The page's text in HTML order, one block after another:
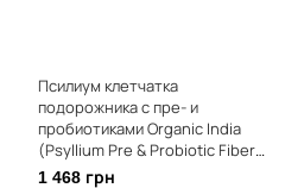
Псилиум клетчатка
подорожника с пре- и
пробиотиками Organic India
(Psyllium Pre & Probiotic Fiber)
283.5 г апельсин
1 468 грн